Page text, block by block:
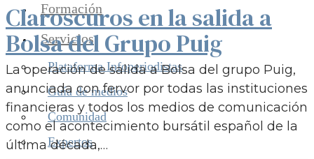
Formación
Servicios
Plataforma Infoperiodistas
Guía de medios
Comunidad
Expertos
Claroscuros en la salida a
Bolsa del Grupo Puig
La operación de salida a Bolsa del grupo Puig,
anunciada con fervor por todas las instituciones
financieras y todos los medios de comunicación
como el acontecimiento bursátil español de la
última década,…